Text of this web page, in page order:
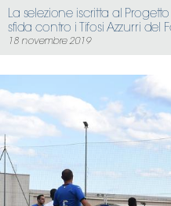
La selezione iscritta al
sfida contro i Tifosi Azzurri del
18 novembre 2019